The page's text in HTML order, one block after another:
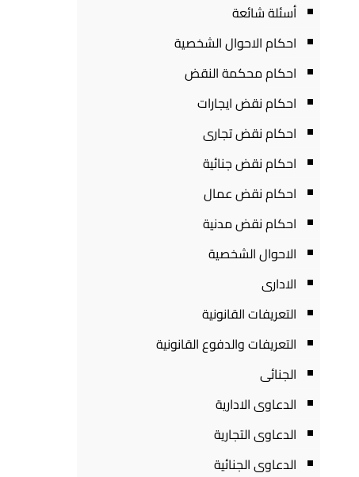
أسئلة شائعة
احكام الاحوال الشخصية
احكام محكمة النقض
احكام نقض ايجارات
احكام نقض تجارى
احكام نقض جنائية
احكام نقض عمال
احكام نقض مدنية
الاحوال الشخصية
الادارى
التعريفات القانونية
التعريفات والدفوع القانونية
الجنائى
الدعاوى الادارية
الدعاوى التجارية
الدعاوى الجنائية